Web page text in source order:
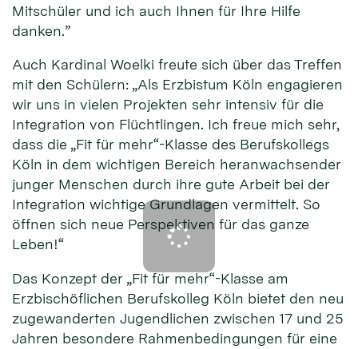
Mitschüler und ich auch Ihnen für Ihre Hilfe
danken.”
Auch Kardinal Woelki freute sich über das Treffen
mit den Schülern: „Als Erzbistum Köln engagieren
wir uns in vielen Projekten sehr intensiv für die
Integration von Flüchtlingen. Ich freue mich sehr,
dass die „Fit für mehr“-Klasse des Berufskollegs
Köln in dem wichtigen Bereich heranwachsender
junger Menschen durch ihre gute Arbeit bei der
Integration wichtige Grundlagen vermittelt. So
öffnen sich neue Perspektiven für das ganze
Leben!“
Das Konzept der „Fit für mehr“-Klasse am
Erzbischöflichen Berufskolleg Köln bietet den neu
zugewanderten Jugendlichen zwischen 17 und 25
Jahren besondere Rahmenbedingungen für eine